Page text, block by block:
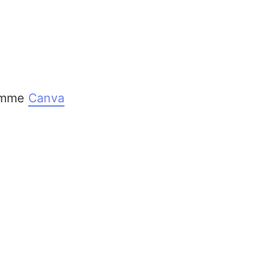
Canva